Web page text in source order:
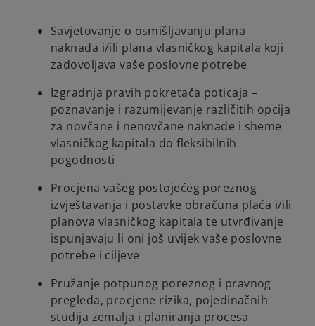
Savjetovanje o osmišljavanju plana
naknada i/ili plana vlasničkog kapitala koji
zadovoljava vaše poslovne potrebe
Izgradnja pravih pokretača poticaja –
poznavanje i razumijevanje različitih opcija
za novčane i nenovčane naknade i sheme
vlasničkog kapitala do fleksibilnih
pogodnosti
Procjena vašeg postojećeg poreznog
izvještavanja i postavke obračuna plaća i/ili
planova vlasničkog kapitala te utvrđivanje
ispunjavaju li oni još uvijek vaše poslovne
potrebe i ciljeve
Pružanje potpunog poreznog i pravnog
pregleda, procjene rizika, pojedinačnih
studija zemalja i planiranja procesa